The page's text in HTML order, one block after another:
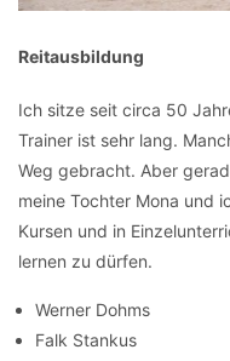
Reitausbildung
Ich sitze seit circa 50
Trainer ist sehr lang.
Weg gebracht. Aber
meine Tochter Mona und
Kursen und in
lernen zu dürfen.
Werner Dohms
Falk Stankus